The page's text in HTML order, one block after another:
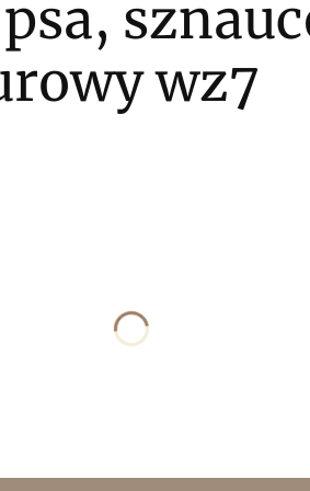
wz7